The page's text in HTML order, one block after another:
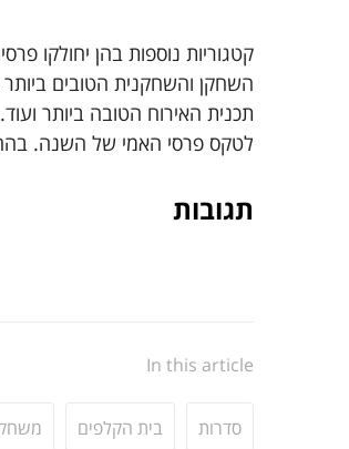
קטגוריות נוספות בהן יחולקו
השחקן והשחקנית הטובים
תכנית האירוח הטובה ביותר ועוד.
לטקס פרסי האמי של השנה.
תגובות
In this article
סדרות בית הקלפים